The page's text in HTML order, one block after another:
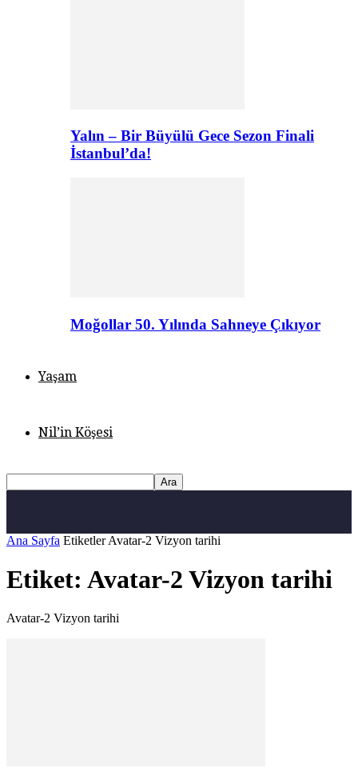
Yalın – Bir Büyülü Gece Sezon Finali
İstanbul’da!
Moğollar 50. Yılında Sahneye Çıkıyor
Yaşam
Nil’in Köşesi
Ana Sayfa Etiketler Avatar-2 Vizyon tarihi
Etiket: Avatar-2 Vizyon tarihi
Avatar-2 Vizyon tarihi